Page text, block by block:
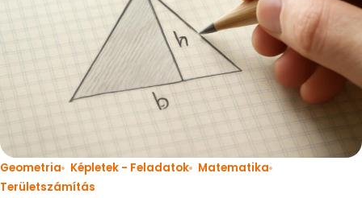
Geometria Képletek - Feladatok
Matematika
Területszámítás